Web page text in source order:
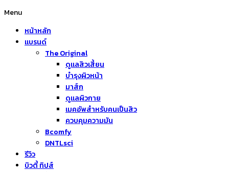
Menu
หน้าหลัก
แบรนด์
The Original
ดูแลสิวเสี้ยน
บำรุงผิวหน้า
มาส์ก
ดูแลผิวกาย
เมคอัพสำหรับคนเป็นสิว
ควบคุมความมัน
Bcomfy
DNTLsci
รีวิว
บิวตี้ ทิปส์